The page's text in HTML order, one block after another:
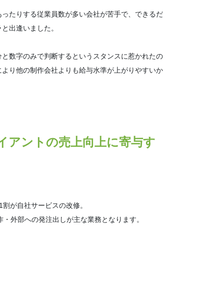
たりする従業員数が多い会社が苦手で、できるだ
出逢いました。
数字のみで判断するというスタンスに惹かれたの
り他の制作会社よりも給与水準が上がりやすいか
アントの売上向上に寄与す
が自社サービスの改修。
外部への発注出しが主な業務となります。